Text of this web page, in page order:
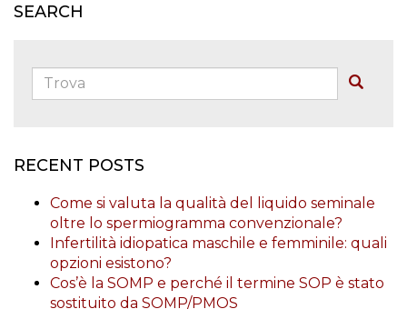
SEARCH
Trova:
RECENT POSTS
Come si valuta la qualità del liquido seminale
oltre lo spermiogramma convenzionale?
Infertilità idiopatica maschile e femminile: quali
opzioni esistono?
Cos’è la SOMP e perché il termine SOP è stato
sostituito da SOMP/PMOS